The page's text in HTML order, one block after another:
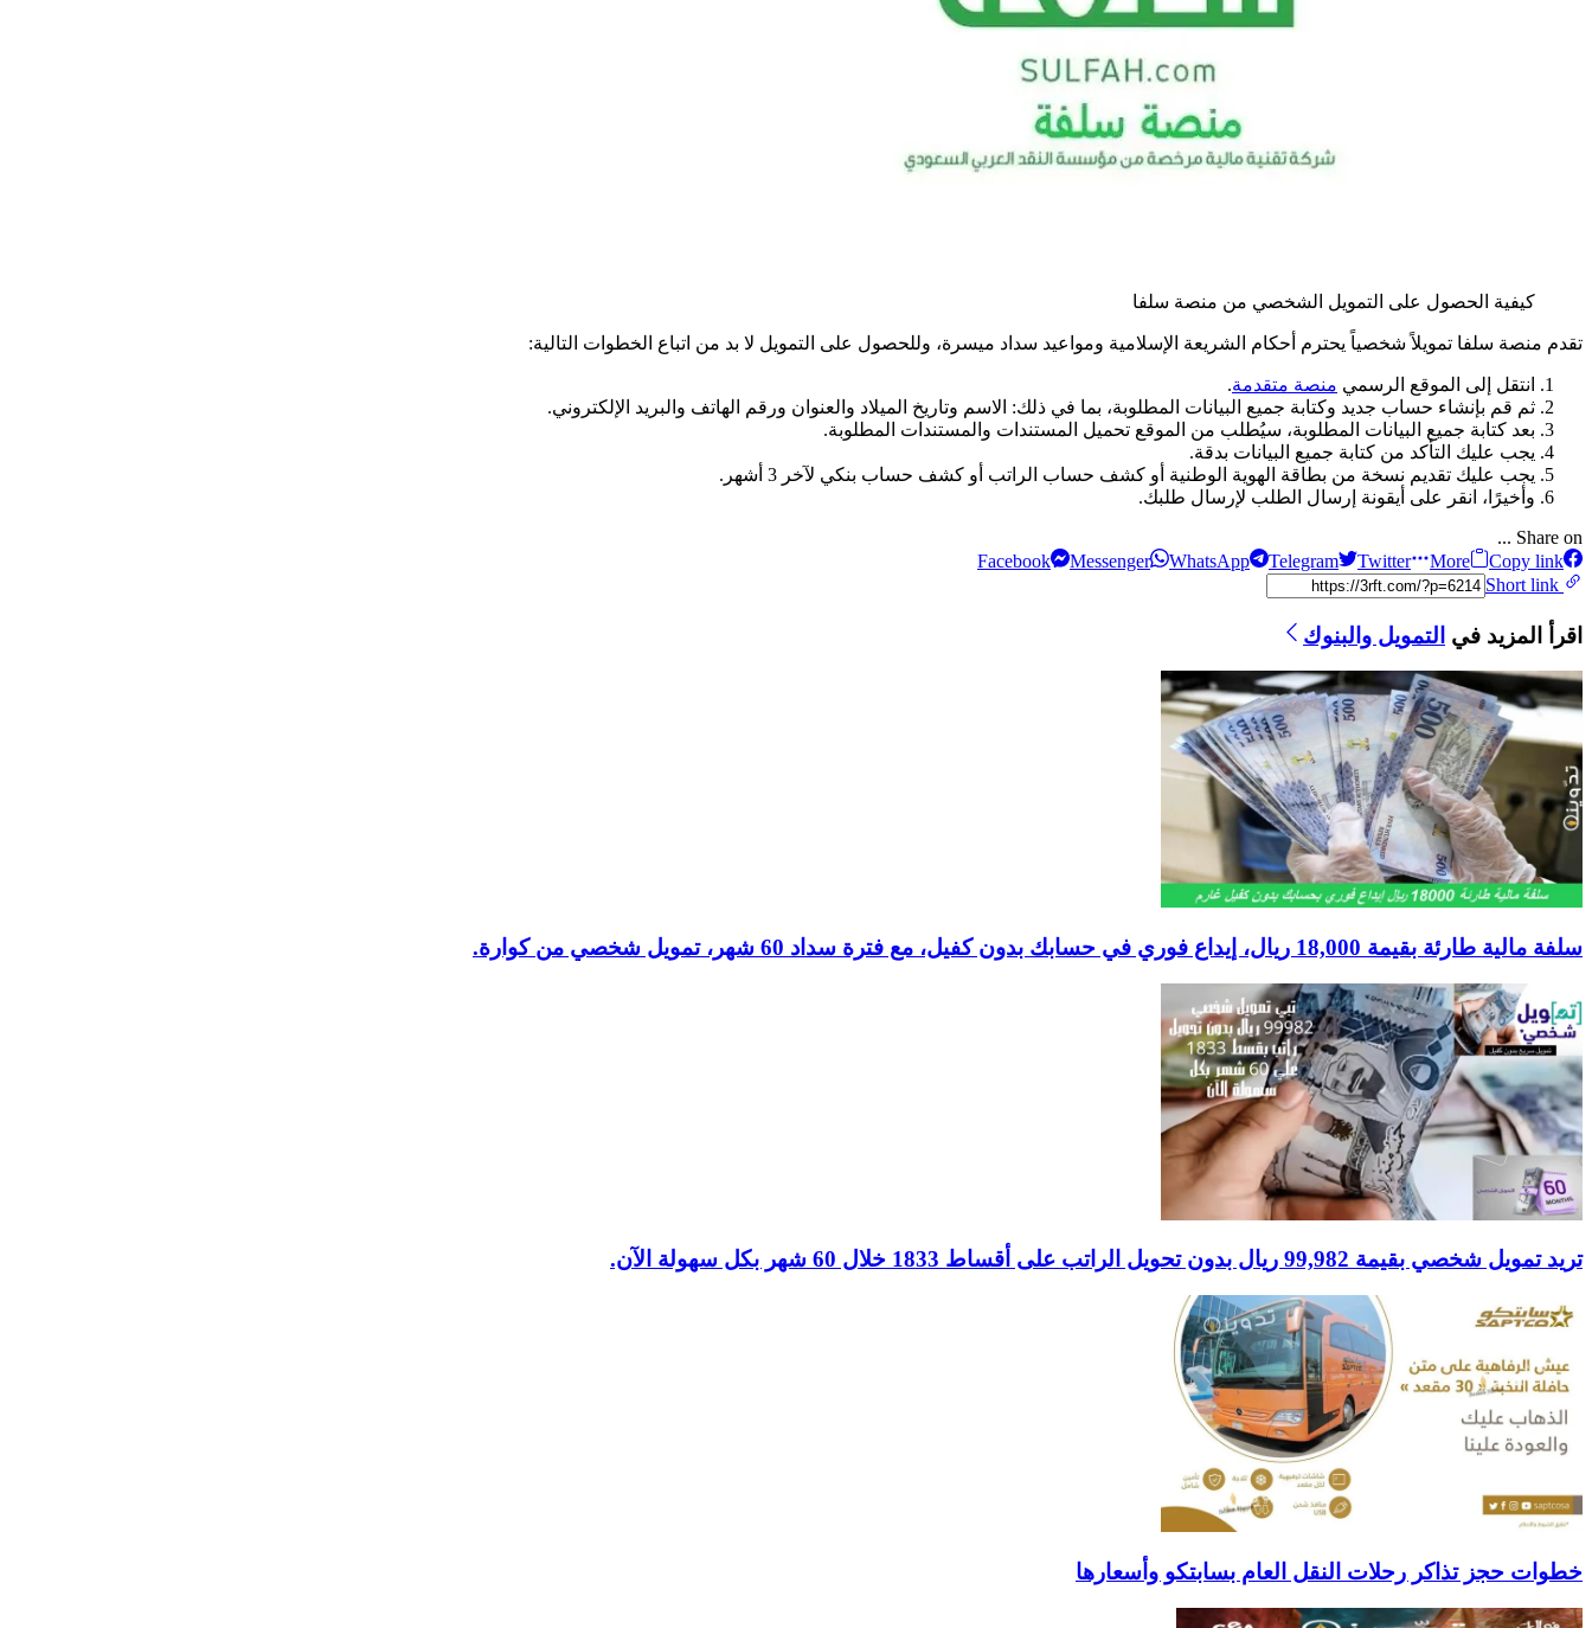
كيفية الحصول على التمويل الشخصي من منصة سلفا
تقدم منصة سلفا تمويلاً شخصياً يحترم أحكام الشريعة الإسلامية ومواعيد سداد ميسرة، وللحصول على التمويل لا بد من اتباع الخطوات التالية:
انتقل إلى الموقع الرسمي منصة متقدمة.
ثم قم بإنشاء حساب جديد وكتابة جميع البيانات المطلوبة، بما في ذلك: الاسم وتاريخ الميلاد والعنوان ورقم الهاتف والبريد الإلكتروني.
بعد كتابة جميع البيانات المطلوبة، سيُطلب من الموقع تحميل المستندات والمستندات المطلوبة.
يجب عليك التأكد من كتابة جميع البيانات بدقة.
يجب عليك تقديم نسخة من بطاقة الهوية الوطنية أو كشف حساب الراتب أو كشف حساب بنكي لآخر 3 أشهر.
وأخيرًا، انقر على أيقونة إرسال الطلب لإرسال طلبك.
Share on ...
Facebook
Messenger WhatsApp Telegram Twitter More
Copy link
Short link
اقرأ المزيد في التمويل والبنوك
سلفة مالية طارئة بقيمة 18,000 ريال، إيداع فوري في حسابك بدون كفيل، مع فترة سداد 60 شهر، تمويل شخصي من كوارة.
تريد تمويل شخصي بقيمة 99,982 ريال بدون تحويل الراتب على أقساط 1833 خلال 60 شهر بكل سهولة الآن.
خطوات حجز تذاكر رحلات النقل العام بسابتكو وأسعارها